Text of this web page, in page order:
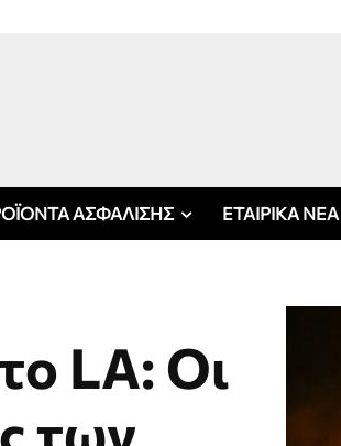
ΑΣΦΑΛΙΣΗΣ ΕΤΑΙΡΙΚΑ ΝΕΑ
LA: Οι
των